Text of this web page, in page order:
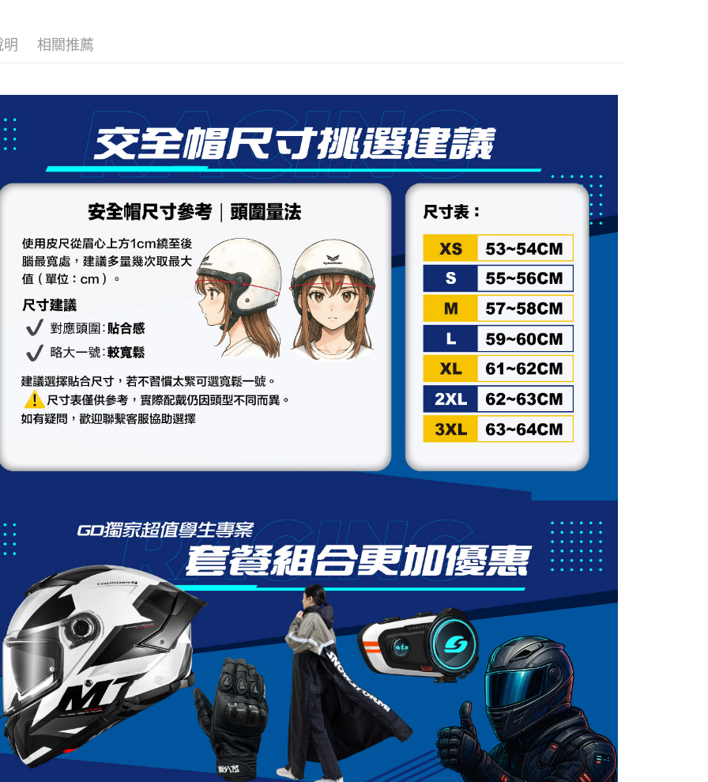
1.本服務係由「台灣大哥大股份有限公司」（以下簡稱本公司）所提供，讓
用戶於交易時，得透過本服務購買商品或服務，並由商店將買賣／分期付
款買賣價金債權讓與本公司後，依約使用本公司帳單繳交帳款。
2.基於同意付款使用「大哥付你分期」之契約關係目的，商店將以您的個人
資料（包含姓名、電話或地址）提供予台灣大哥大進項蒐集、處理及利
用，由本公司與您本人進行分期帳單所需資料之確認、核對及更正。
3.完整用戶服務條款，請詳閱以下連結：https://oppay.tw/userRule
絡購買商品的店家。未經商家同意取消之訂單仍視為有效，需透過AFTEE
先享後付繳納相關費用。
※ 交易是否成功請以「AFTEE先享後付 」之結帳頁面顯示為準，若有關於
是否繳費成功／繳費後需取消欲退款等相關疑問，請聯繫「AFTEE先享後
付客戶支援中心」https://netprotections.freshdesk.com/support/home
１．透過由恩沛科技股份有限公司提供之「AFTEE先享後付」服務完成之
交易，需依本服務之必要範圍內提供個人資料，並將交易相關給付款項請
求債權轉讓予恩沛科技股份有限公司。
２．關於個人資料處理事宜，請瀏覽以下網址：
https://aftee.tw/terms/#terms3
３．未成年的使用者請事先徵得法定代理人或監護人之同意方可使用
「AFTEE先享後付」，若未經同意申辦者引起之損失，本公司不負相關責
任。
４．使用「AFTEE先享後付」時，將依據個別帳號之用戶狀況，依本公司
即時審查核予不同之上限額度；若仍有額度不足之情形，本公司將視審查
結果請求用戶進行身份認證。
５．嚴禁一人註冊多個帳號或使用他人資訊註冊。若發現惡意使用之情
形，恩沛科技股份有限公司將有權停止該用戶之使用額度並採取法律行
每筆NT$80，滿NT$1,999(含以上)免運費
付款後7-11取貨
每筆NT$80，滿NT$1,999(含以上)免運費
宅配
明 相關推薦